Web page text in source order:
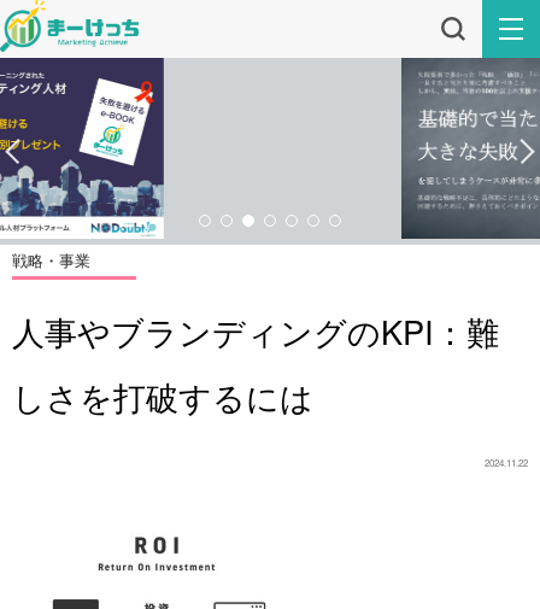
戦略・事業
人事やブランディングのKPI：難
しさを打破するには
2024.11.22